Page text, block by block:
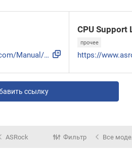
https://download.asrock.com/Manual/B850 Pro-A.pdf
CPU Support
прочее
ссылку
ASRock Фильтр Все